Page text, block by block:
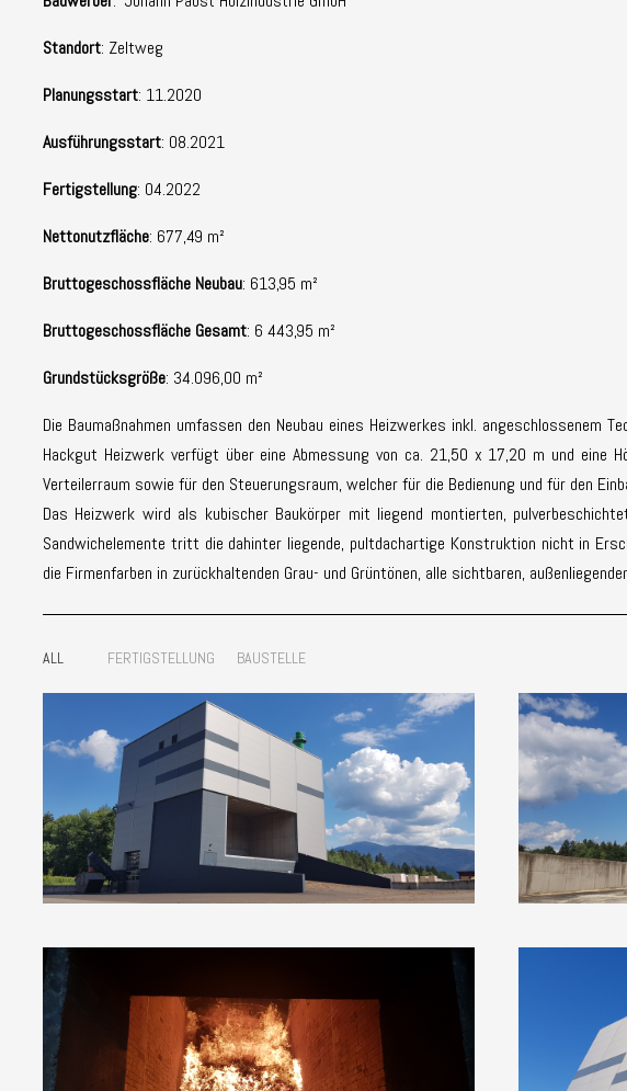
Standort: Zeltweg
Planungsstart: 11.2020
Ausführungsstart: 08.2021
Fertigstellung: 04.2022
Nettonutzfläche: 677,49 m²
Bruttogeschossfläche Neubau: 613,95 m²
Bruttogeschossfläche Gesamt: 6 443,95 m²
Grundstücksgröße: 34.096,00 m²
Die Baumaßnahmen umfassen den Neubau eines Heizwerkes inkl.
Hackgut Heizwerk verfügt über eine Abmessung von ca. 21,50 x 17,20 m und eine
Verteilerraum sowie für den Steuerungsraum, welcher für die Bedienung und für den
Das Heizwerk wird als kubischer Baukörper mit liegend montierten,
Sandwichelemente tritt die dahinter liegende, pultdachartige Konstruktion nicht in
die Firmenfarben in zurückhaltenden Grau- und Grüntönen, alle sichtbaren,
ALL FERTIGSTELLUNG BAUSTELLE